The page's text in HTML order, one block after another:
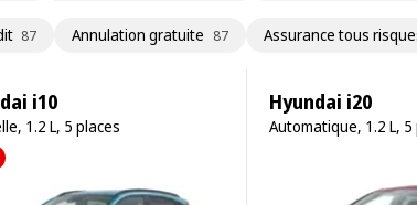
87 Annulation gratuite 87 Assurance tous
i10
1.2 L, 5 places
Hyundai i20
Automatique, 1.2 L, 5